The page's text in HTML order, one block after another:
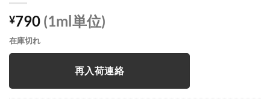
¥790 (1ml単位)
在庫切れ
再入荷連絡